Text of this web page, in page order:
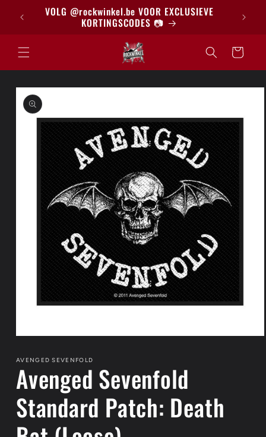
naar deVOLG @rockwinkel.be VOOR EXCLUSIEVE
KORTINGSCODES 📷
Winkelwagen
direct naar
openen
modaal
AVENGED SEVENFOLD
Avenged Sevenfold
Standard Patch: Death